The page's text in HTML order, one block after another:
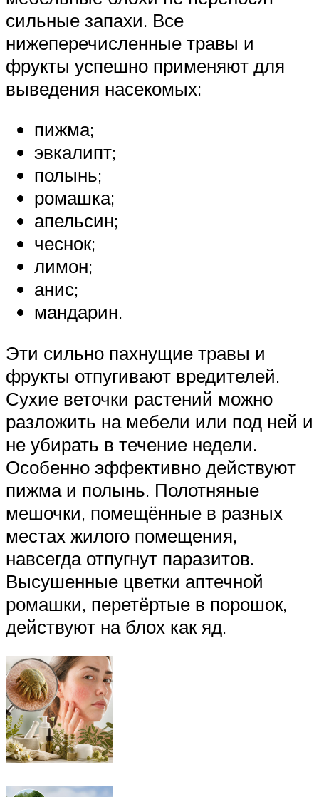
сильные запахи. Все
нижеперечисленные травы и
фрукты успешно применяют для
выведения насекомых:
пижма;
эвкалипт;
полынь;
ромашка;
апельсин;
чеснок;
лимон;
анис;
мандарин.
Эти сильно пахнущие травы и
фрукты отпугивают вредителей.
Сухие веточки растений можно
разложить на мебели или под ней и
не убирать в течение недели.
Особенно эффективно действуют
пижма и полынь. Полотняные
мешочки, помещённые в разных
местах жилого помещения,
навсегда отпугнут паразитов.
Высушенные цветки аптечной
ромашки, перетёртые в порошок,
действуют на блох как яд.